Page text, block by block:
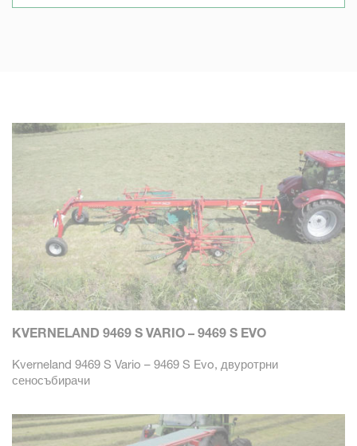
KVERNELAND 9469 S VARIO – 9469 S EVO
Kverneland 9469 S Vario – 9469 S Evo, двуротрни
сеносъбирачи